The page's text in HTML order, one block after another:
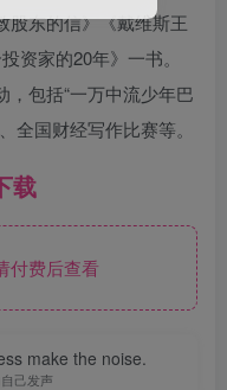
股东的信》《戴维斯王
资家的20年》一书。
包括“一万中流少年巴
全国财经写作比赛等。
载
付费后查看
make the noise.
己发声